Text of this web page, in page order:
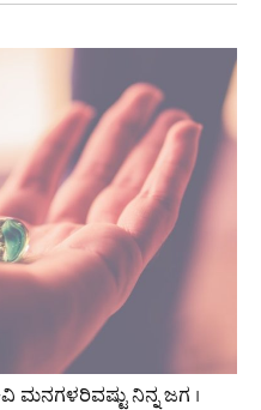
ಮನಗಳರಿವಷ್ಟು ನಿನ್ನ ಜಗ ।